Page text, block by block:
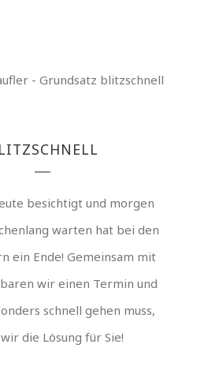
besichtigt und morgen
warten hat bei den
ein Ende! Gemeinsam mit
wir einen Termin und
schnell gehen muss,
die Lösung für Sie!